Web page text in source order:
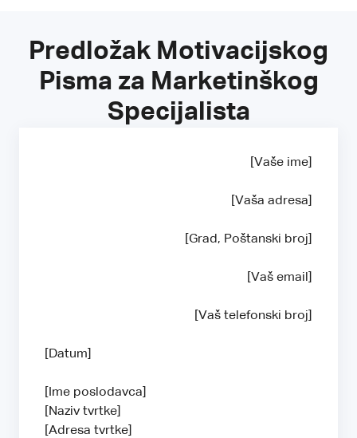
Predložak Motivacijskog
Pisma za Marketinškog
Specijalista
[Vaše ime]
[Vaša adresa]
[Grad, Poštanski broj]
[Vaš email]
[Vaš telefonski broj]
[Datum]
[Ime poslodavca]
[Naziv tvrtke]
[Adresa tvrtke]